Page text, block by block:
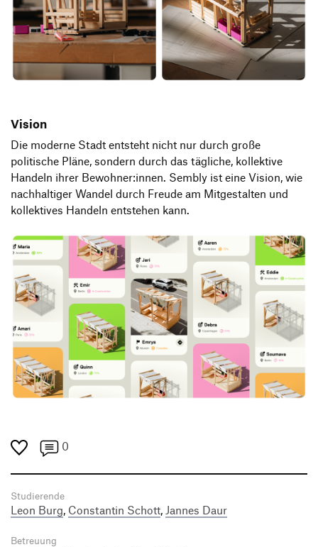
Vision
Die moderne Stadt entsteht nicht nur durch große
politische Pläne, sondern durch das tägliche, kollektive
Handeln ihrer Bewohner:innen. Sembly ist eine Vision, wie
nachhaltiger Wandel durch Freude am Mitgestalten und
kollektives Handeln entstehen kann.
0
Studierende
Leon Burg, Constantin Schott, Jannes Daur
Betreuung